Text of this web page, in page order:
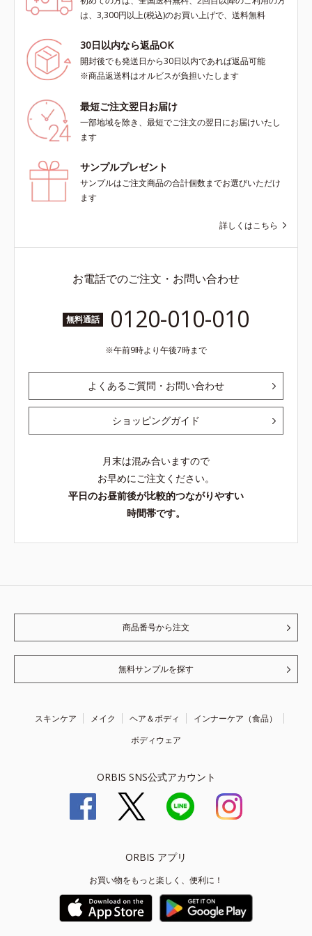
は、3,300円以上(税込)のお買い上げで、送料無料
30日以内なら返品OK
開封後でも発送日から30日以内であれば返品可能
※商品返送料はオルビスが負担いたします
最短ご注文翌日お届け
一部地域を除き、最短でご注文の翌日にお届けいたし
ます
サンプルプレゼント
サンプルはご注文商品の合計個数までお選びいただけ
ます
詳しくはこちら
お電話でのご注文・お問い合わせ
無料通話 0120-010-010
午前9時より午後7時まで
よくあるご質問・お問い合わせ
ショッピングガイド
月末は混み合いますので
お早めにご注文ください。
平日のお昼前後が比較的つながりやすい
時間帯です。
商品番号から注文
無料サンプルを探す
スキンケア メイク ヘア＆ボディ
インナーケア（食品）
ボディウェア
ORBIS SNS公式アカウント
ORBIS アプリ
お買い物をもっと楽しく、便利に！